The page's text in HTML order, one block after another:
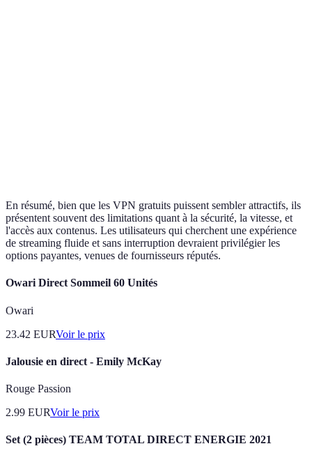
En résumé, bien que les VPN gratuits puissent sembler attractifs, ils
présentent souvent des limitations quant à la sécurité, la vitesse, et
l'accès aux contenus. Les utilisateurs qui cherchent une expérience
de streaming fluide et sans interruption devraient privilégier les
options payantes, venues de fournisseurs réputés.
Owari Direct Sommeil 60 Unités
Owari
23.42 EURVoir le prix
Jalousie en direct - Emily McKay
Rouge Passion
2.99 EURVoir le prix
Set (2 pièces) TEAM TOTAL DIRECT ENERGIE 2021